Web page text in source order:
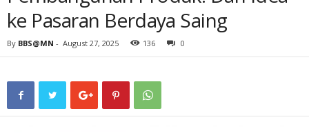
ke Pasaran Berdaya Saing
By BBS@MN - August 27, 2025 136 0